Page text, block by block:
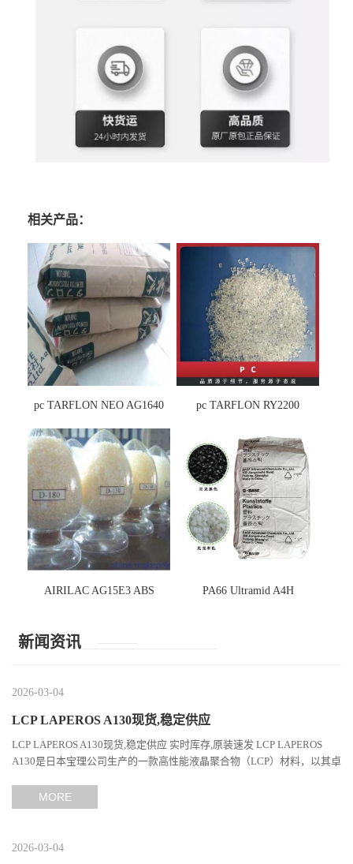
相关产品：
pc TARFLON NEO AG1640 pc TARFLON RY2200
AIRILAC AG15E3 ABS PA66 Ultramid A4H
新闻资讯
2026-03-04
LCP LAPEROS A130现货,稳定供应
LCP LAPEROS A130现货,稳定供应 实时库存,原装速发 LCP LAPEROS
A130是日本宝理公司生产的一款高性能液晶聚合物（LCP）材料，以其卓
MORE
2026-03-04